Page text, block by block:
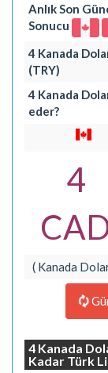
Anlık Son
Sonucu
4 Kanada
(TRY)
4 Kanada
eder?
4
( Kanada
4 Kanada
Kadar Türk